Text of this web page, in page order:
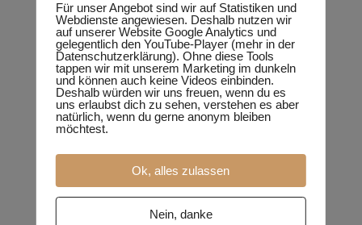
Für unser Angebot sind wir auf Statistiken und
Webdienste angewiesen. Deshalb nutzen wir
auf unserer Website Google Analytics und
gelegentlich den YouTube-Player (mehr in der
Datenschutzerklärung). Ohne diese Tools
tappen wir mit unserem Marketing im dunkeln
und können auch keine Videos einbinden.
Deshalb würden wir uns freuen, wenn du es
uns erlaubst dich zu sehen, verstehen es aber
natürlich, wenn du gerne anonym bleiben
möchtest.
Ok, alles zulassen
Nein, danke